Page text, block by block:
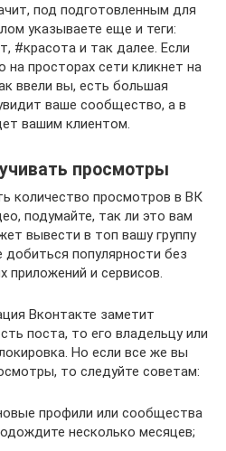
под подготовленным для
указываете еще и теги:
#красота и так далее. Если
на просторах сети кликнет на
ввели вы, есть большая
ваше сообщество, а в
вашим клиентом.
просмотры
количество просмотров в ВК
подумайте, так ли это вам
вывести в топ вашу группу
добиться популярности без
и сервисов.
Вконтакте заметит
поста, то его владельцу или
Но если все же вы
то следуйте советам:
профили или сообщества
несколько месяцев;